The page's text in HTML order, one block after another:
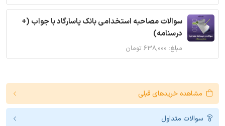
سوالات مصاحبه استخدامی بانک پاسارگاد با جواب (+
درسنامه)
مبلغ: ۶۳۸,۰۰۰ تومان
مشاهده خریدهای قبلی
سوالات متداول